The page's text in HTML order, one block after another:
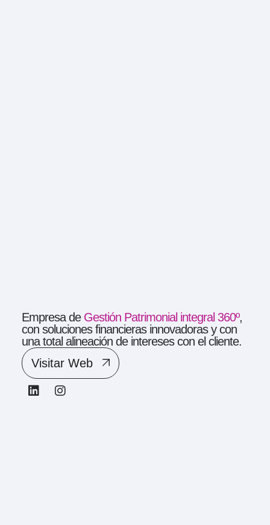
Visitar Web
Empresa de Gestión Patrimonial integral 360º,
con soluciones financieras innovadoras y con
una total alineación de intereses con el cliente.